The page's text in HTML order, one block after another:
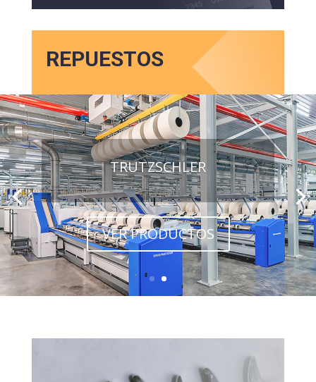
REPUESTOS
TRUTZSCHLER
VER PRODUCTOS